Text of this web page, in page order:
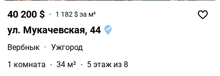
40 200 $ 1 182 $ за м²
ул. Мукачевская, 44
Вербнык · Ужгород
1 комната
34 м²
5 этаж из 8